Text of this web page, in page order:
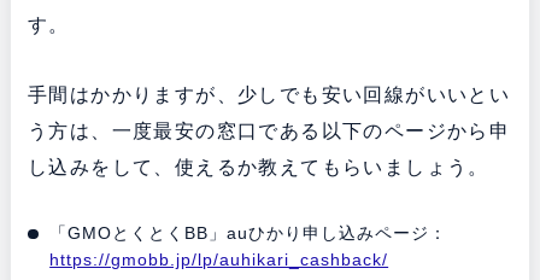
す。
手間はかかりますが、少しでも安い回線がいいとい
う方は、一度最安の窓口である以下のページから申
し込みをして、使えるか教えてもらいましょう。
「GMOとくとくBB」auひかり申し込みページ：
https://gmobb.jp/lp/auhikari_cashback/